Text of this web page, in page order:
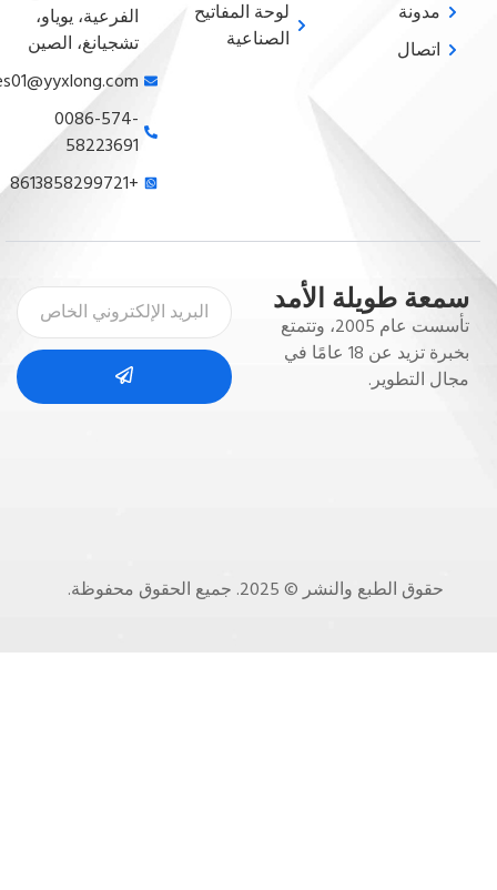
مدونة
اتصال
لوحة المفاتيح
الصناعية
الفرعية، يوياو،
تشجيانغ، الصين
sales01@yyxlong.com
0086-574-
58223691
+8613858299721
سمعة طويلة الأمد
تأسست عام 2005، وتتمتع
بخبرة تزيد عن 18 عامًا في
مجال التطوير.
حقوق الطبع والنشر © 2025. جميع الحقوق محفوظة.